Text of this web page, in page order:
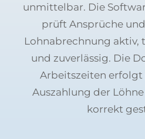
unmittelbar. Die
prüft Ansprüche
Lohnabrechnung aktiv,
und zuverlässig. Die
Arbeitszeiten erfolgt
Auszahlung der
korrekt